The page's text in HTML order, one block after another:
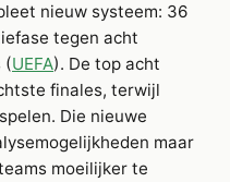
nieuw systeem: 36
tegen acht
(UEFA). De top acht
finales, terwijl
Die nieuwe
maar
moeilijker te